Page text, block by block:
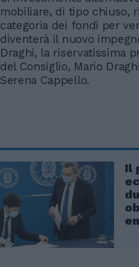
mobiliare, di tipo chiuso,
categoria dei fondi per
diventerà il nuovo
Draghi, la riservatissima
del Consiglio, Mario
Serena Cappello.
Il